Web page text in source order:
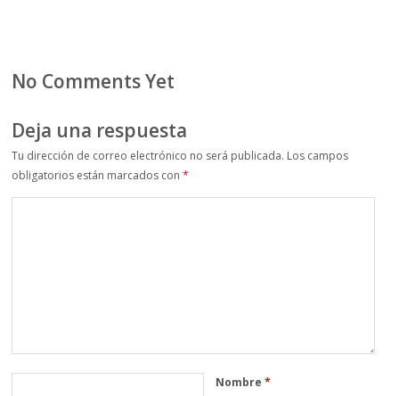
No Comments Yet
Deja una respuesta
Tu dirección de correo electrónico no será publicada. Los campos
obligatorios están marcados con*
Nombre*